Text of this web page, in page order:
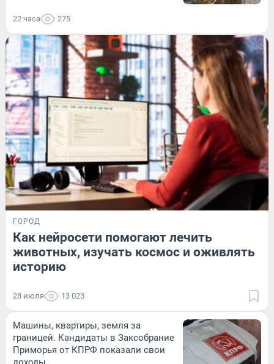
22 часа 275
ГОРОД
Как нейросети помогают лечить
животных, изучать космос и оживлять
историю
28 июля 13 023
Машины, квартиры, земля за
границей. Кандидаты в Заксобрание
Приморья от КПРФ показали свои